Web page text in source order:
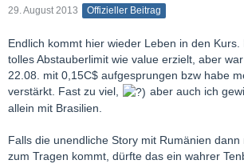
29. August 2013 Offizieller Beitrag
Endlich kommt hier wieder Leben in den
tolles Abstauberlimit wie value erzielt, aber
22.08. mit 0,15C$ aufgesprungen bzw habe
verstärkt. Fast zu viel,
aber auch ich
allein mit Brasilien.
Falls die unendliche Story mit Rumänien dann
zum Tragen kommt, dürfte das ein wahrer